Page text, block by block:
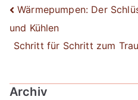
Beitrags-
Navigation
Wärmepumpen: Der
und Kühlen
Schritt für Schritt zum
Archiv